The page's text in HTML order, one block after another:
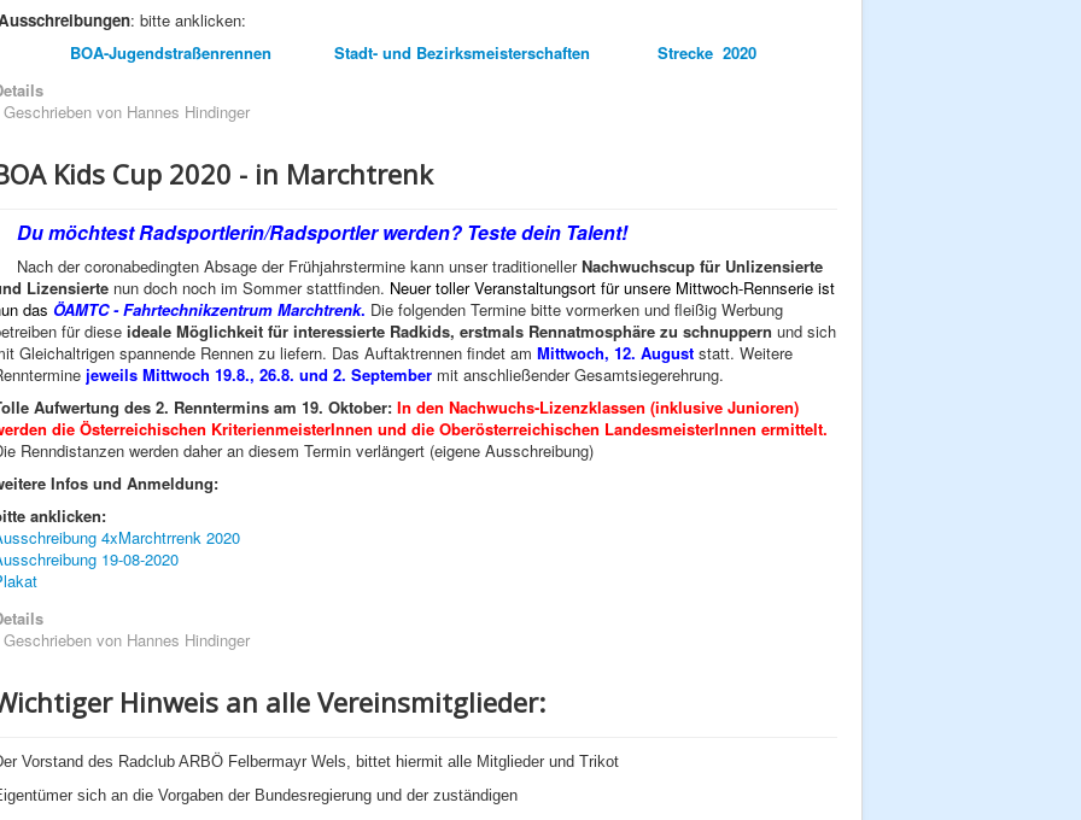
: bitte anklicken:
BOA-Jugendstraßenrennen
Stadt- und Bezirksmeisterschaften
Strecke 2020
Geschrieben von Hannes Hindinger
Kids Cup 2020 - in Marchtrenk
Du möchtest Radsportlerin/Radsportler werden? Teste dein Talent!
Nach der coronabedingten Absage der Frühjahrstermine kann unser traditionellerNachwuchscup für Unlizensierte
Lizensierte nun doch noch im Sommer stattfinden. Neuer toller Veranstaltungsort für unsere Mittwoch-Rennserie ist
das ÖAMTC - Fahrtechnikzentrum Marchtrenk. Die folgenden Termine bitte vormerken und fleißig Werbung
für diese ideale Möglichkeit für interessierte Radkids, erstmals Rennatmosphäre zu schnuppern und sich
Gleichaltrigen spannende Rennen zu liefern. Das Auftaktrennen findet am Mittwoch, 12. August statt. Weitere
jeweils Mittwoch 19.8., 26.8. und 2. September mit anschließender Gesamtsiegerehrung.
Aufwertung des 2. Renntermins am 19. Oktober: In den Nachwuchs-Lizenzklassen (inklusive Junioren)
die Österreichischen KriterienmeisterInnen und die Oberösterreichischen LandesmeisterInnen ermittelt.
Renndistanzen werden daher an diesem Termin verlängert (eigene Ausschreibung)
Infos und Anmeldung:
anklicken:
4xMarchtrrenk 2020
19-08-2020
Geschrieben von Hannes Hindinger
Hinweis an alle Vereinsmitglieder:
Vorstand des Radclub ARBÖ Felbermayr Wels, bittet hiermit alle Mitglieder und Trikot
sich an die Vorgaben der Bundesregierung und der zuständigen